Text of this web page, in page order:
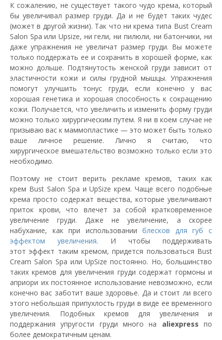
К сожалению, не существует такого чудо крема, который
бы увеличивал размер груди. Да и не будет таких чудес
(может в другой жизни). Так что ни крема типа Bust Cream
Salon Spa или Upsize, ни гели, ни пилюли, ни батончики, ни
даже упражнения не увеличат размер груди. Вы можете
только поддержать ее и сохранить в хорошей форме, как
можно дольше. Подтянутость женской груди зависит от
эластичности кожи и силы грудной мышцы. Упражнения
помогут улучшить тонус груди, если конечно у вас
хорошая генетика и хорошая способность к сокращению
кожи. Получается, что увеличить и изменить форму груди
можно только хирургическим путем. Я ни в коем случае не
призываю вас к маммопластике — это может быть только
ваше личное решение. Лично я считаю, что
хирургическое вмешательство возможно только если это
необходимо.
Поэтому не стоит верить рекламе кремов, таких как
крем Bust Salon Spa и UpSize крем. Чаще всего подобные
крема просто содержат вещества, которые увеличивают
приток крови, что влечет за собой кратковременное
увеличение груди. Даже не увеличение, а скорее
набухание, как при использованииблесков для губ с
эффектом увеличения. И чтобы поддерживать
этот эффект таким кремом, придется пользоваться Bust
Cream Salon Spa или UpSize постоянно. Но, большинство
таких кремов для увеличения груди содержат гормоны и
априори их постоянное использование невозможно, если
конечно вас заботит ваше здоровье. Да и стоит ли всего
этого небольшая припухлость груди в виде ее временного
увеличения. Подобных кремов для увеличения и
поддержания упругости груди много на aliexpressпо
более демократичным ценам.